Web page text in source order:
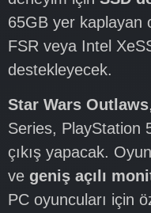
65GB yer kaplayan
FSR veya Intel
destekleyecek.
Star Wars Outlaws
Series, PlayStation
çıkış yapacak.
ve geniş açılı
PC oyuncuları için